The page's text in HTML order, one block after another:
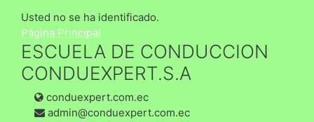
Usted no se ha identificado.
Página Principal
ESCUELA DE CONDUCCION
CONDUEXPERT.S.A
conduexpert.com.ec
admin@conduexpert.com.ec